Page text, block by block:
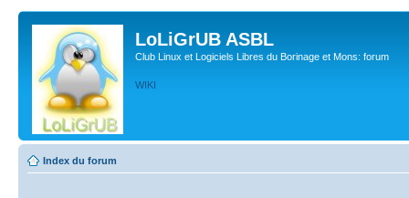
LoLiGrUB ASBL
Club Linux et Logiciels Libres du Borinage et Mons: forum
WIKI
Index du forum